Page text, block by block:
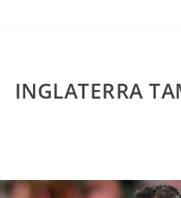
INGLATERRA